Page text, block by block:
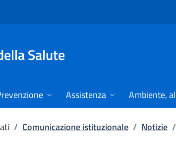
Salute
Assistenza Ambiente,
/ Comunicazione istituzionale / Notizie /